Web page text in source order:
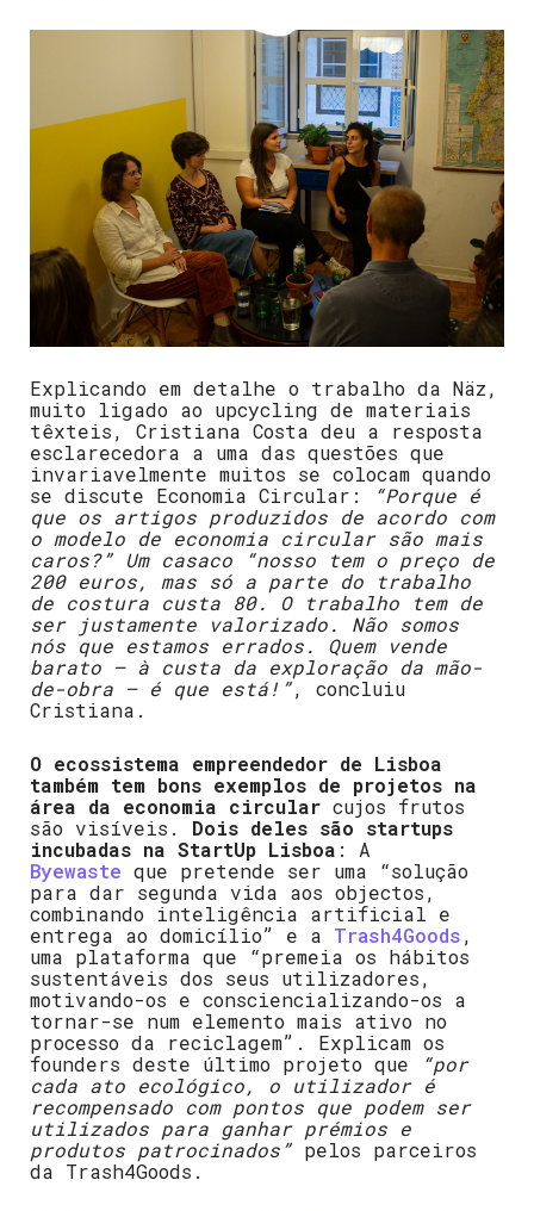
Explicando em detalhe o trabalho da Näz,
muito ligado ao upcycling de materiais
têxteis, Cristiana Costa deu a resposta
esclarecedora a uma das questões que
invariavelmente muitos se colocam quando
se discute Economia Circular:
“Porque é
que os artigos produzidos de acordo com
o modelo de economia circular são mais
caros?” Um casaco “nosso tem o preço de
200 euros, mas só a parte do trabalho
de costura custa 80. O trabalho tem de
ser justamente valorizado. Não somos
nós que estamos errados. Quem vende
barato – à custa da exploração da mão-
de-obra – é que está!”, concluiu
Cristiana.
O ecossistema empreendedor de Lisboa
também tem bons exemplos de projetos na
área da economia circular cujos frutos
são visíveis. Dois deles são startups
incubadas na StartUp Lisboa : A
Byewaste que pretende ser uma “solução
para dar segunda vida aos objectos,
combinando inteligência artificial e
entrega ao domicílio” e a Trash4Goods,
uma plataforma que “premeia os hábitos
sustentáveis dos seus utilizadores,
motivando-os e consciencializando-os a
tornar-se num elemento mais ativo no
processo da reciclagem”. Explicam os
founders deste último projeto que
“por
cada ato ecológico, o utilizador é
recompensado com pontos que podem ser
utilizados para ganhar prémios e
produtos patrocinados” pelos parceiros
da Trash4Goods.